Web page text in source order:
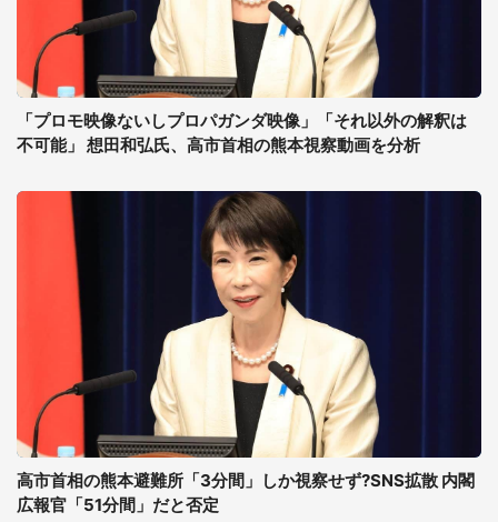
「プロモ映像ないしプロパガンダ映像」「それ以外の解釈は
不可能」 想田和弘氏、高市首相の熊本視察動画を分析
高市首相の熊本避難所「3分間」しか視察せず?SNS拡散 内閣
広報官「51分間」だと否定